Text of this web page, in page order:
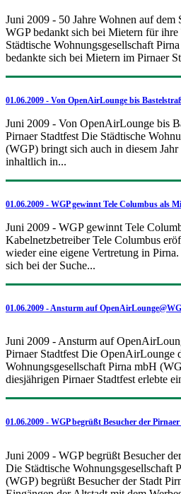
Juni 2009 - 50 Jahre Wohnen auf dem
WGP bedankt sich bei Mietern für ihre
Städtische Wohnungsgesellschaft
bedankte sich bei Mietern im Pirnaer
01.06.2009 - Von OpenAirLounge bis
Juni 2009 - Von OpenAirLounge bis
Pirnaer Stadtfest Die Städtische
(WGP) bringt sich auch in diesem Jahr
inhaltlich in...
01.06.2009 - WGP gewinnt Tele Columbus als
Juni 2009 - WGP gewinnt Tele
Kabelnetzbetreiber Tele Columbus
wieder eine eigene Vertretung in
sich bei der Suche...
01.06.2009 - Ansturm auf
Juni 2009 - Ansturm auf
Pirnaer Stadtfest Die OpenAirLounge
Wohnungsgesellschaft Pirna mbH
diesjährigen Pirnaer Stadtfest erlebte
01.06.2009 - WGP begrüßt Besucher der
Juni 2009 - WGP begrüßt Besucher
Die Städtische Wohnungsgesellschaft
(WGP) begrüßt Besucher der Stadt